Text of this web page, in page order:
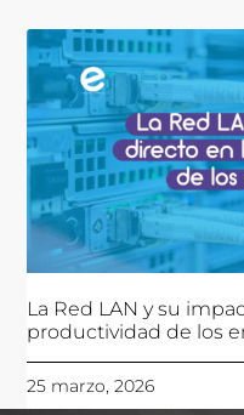
La Red LAN y su
productividad de los
25 marzo, 2026